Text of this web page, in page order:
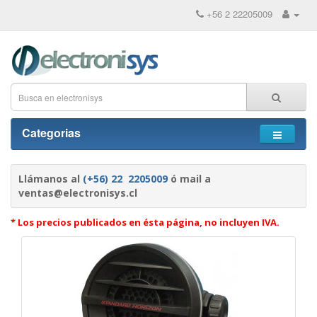
+56 2 22205009
Categorias
Llámanos al (+56) 22 2205009 ó mail a
ventas@electronisys.cl
* Los precios publicados en ésta página, no incluyen IVA.